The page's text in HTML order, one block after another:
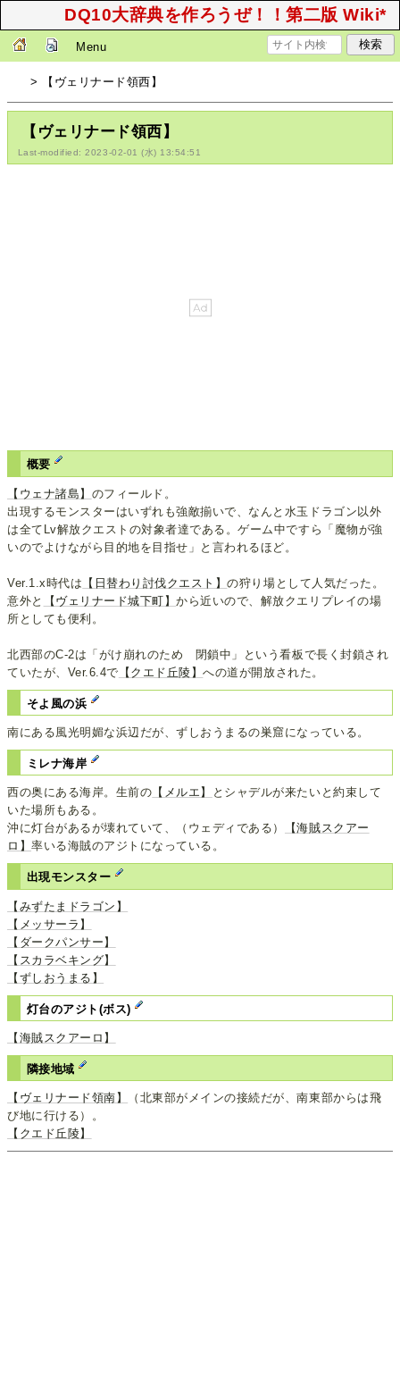
DQ10大辞典を作ろうぜ！！第二版 Wiki*
Menu
> 【ヴェリナード領西】
【ヴェリナード領西】
Last-modified: 2023-02-01 (水) 13:54:51
概要
【ウェナ諸島】 のフィールド。
出現するモンスターはいずれも強敵揃いで、なんと水玉ドラゴン以外
は全てLv解放クエストの対象者達である。ゲーム中ですら「魔物が強
いのでよけながら目的地を目指せ」と言われるほど。
Ver.1.x時代は 【日替わり討伐クエスト】の狩り場として人気だった。
意外と
【ヴェリナード城下町】から近いので、解放クエリプレイの場
所としても便利。
北西部のC-2は「がけ崩れのため 閉鎖中」という看板で長く封鎖され
ていたが、Ver.6.4で 【クエド丘陵】への道が開放された。
そよ風の浜
南にある風光明媚な浜辺だが、ずしおうまるの巣窟になっている。
ミレナ海岸
西の奥にある海岸。生前の 【メルエ】
とシャデルが来たいと約束して
いた場所もある。
沖に灯台があるが壊れていて、（ウェディである）
【海賊スクアー
ロ】率いる海賊のアジトになっている。
出現モンスター
【みずたまドラゴン】
【メッサーラ】
【ダークパンサー】
【スカラベキング】
【ずしおうまる】
灯台のアジト(ボス)
【海賊スクアーロ】
隣接地域
【ヴェリナード領南】
（北東部がメインの接続だが、南東部からは飛
び地に行ける）。
【クエド丘陵】